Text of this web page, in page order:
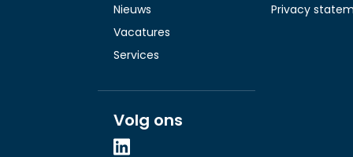
Nieuws
Vacatures
Services
Privacy
Volg ons